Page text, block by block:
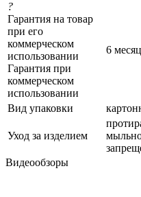
?
Гарантия на товар
при его
коммерческом
использовании
Гарантия при
коммерческом
использовании
6
Вид упаковки
Уход за изделием
Видеообзоры